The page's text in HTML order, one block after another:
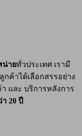
น่ายทั่วประเทศ เรามี
ค้าได้เลือกสรรอย่าง
และ บริการหลังการ
20 ปี